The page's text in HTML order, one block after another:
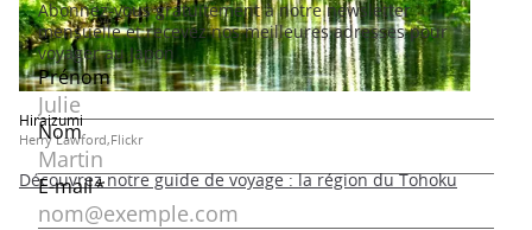
Hiraizumi
Herry Lawford,Flickr
Découvrez notre guide de voyage : la région du Tohoku